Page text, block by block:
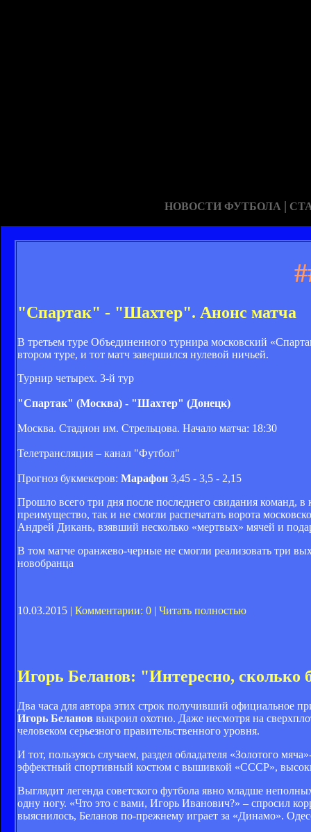
НОВОСТИ ФУТБОЛА |
"Спартак" - "Шахтер". Анонс матча
В третьем туре Объединенного турнира московский
втором туре, и тот матч завершился нулевой ничьей.
Турнир четырех. 3-й тур
"Спартак" (Москва) - "Шахтер" (Донецк)
Москва. Стадион им. Стрельцова. Начало матча: 18:30
Телетрансляция – канал "Футбол"
Прогноз букмекеров: Марафон 3,45 - 3,5 - 2,15
Прошло всего три дня после последнего свидания команд,
преимущество, так и не смогли распечатать ворота
Андрей Дикань, взявший несколько «мертвых» мячей и
В том матче оранжево-черные не смогли реализовать три
новобранца
10.03.2015 | Комментарии: 0 | Читать полностью
Игорь Беланов: "Интересно, сколько
Два часа для автора этих строк получивший официальное
Игорь Беланов выкроил охотно. Даже несмотря на
человеком серьезного правительственного уровня.
И тот, пользуясь случаем, раздел обладателя «Золотого
эффектный спортивный костюм с вышивкой «СССР»,
Выглядит легенда советского футбола явно младше
одну ногу. «Что это с вами, Игорь Иванович?» – спросил
выяснилось, Беланов по-прежнему играет за «Динамо».